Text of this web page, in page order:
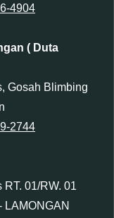
4904
( Duta
Gosah Blimbing
2744
01/RW. 01
LAMONGAN